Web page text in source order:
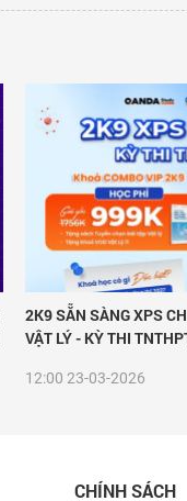
2K9 SẴN SÀNG XPS
VẬT LÝ - KỲ THI
12:00 23-03-2026
CHÍNH SÁCH